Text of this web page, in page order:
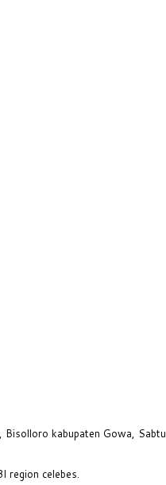
Bisolloro kabupaten Gowa, Sabtu
region celebes.